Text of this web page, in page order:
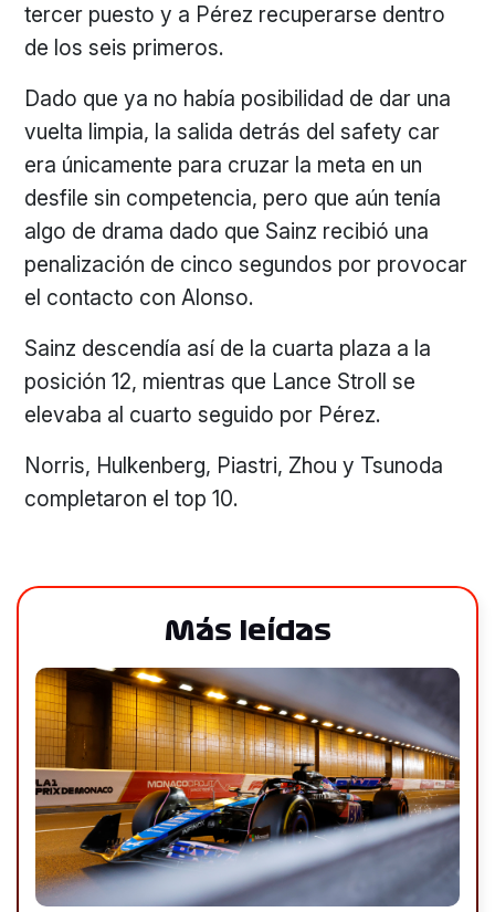
tercer puesto y a Pérez recuperarse dentro
de los seis primeros.
Dado que ya no había posibilidad de dar una
vuelta limpia, la salida detrás del safety car
era únicamente para cruzar la meta en un
desfile sin competencia, pero que aún tenía
algo de drama dado que Sainz recibió una
penalización de cinco segundos por provocar
el contacto con Alonso.
Sainz descendía así de la cuarta plaza a la
posición 12, mientras que Lance Stroll se
elevaba al cuarto seguido por Pérez.
Norris, Hulkenberg, Piastri, Zhou y Tsunoda
completaron el top 10.
Más leídas